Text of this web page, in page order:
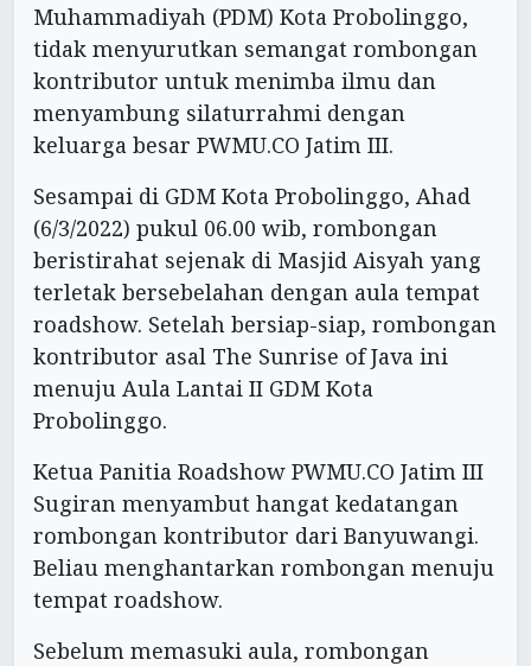
Muhammadiyah (PDM) Kota Probolinggo,
tidak menyurutkan semangat rombongan
kontributor untuk menimba ilmu dan
menyambung silaturrahmi dengan
keluarga besar PWMU.CO Jatim III.
Sesampai di GDM Kota Probolinggo, Ahad
(6/3/2022) pukul 06.00 wib, rombongan
beristirahat sejenak di Masjid Aisyah yang
terletak bersebelahan dengan aula tempat
roadshow. Setelah bersiap-siap, rombongan
kontributor asal The Sunrise of Java ini
menuju Aula Lantai II GDM Kota
Probolinggo.
Ketua Panitia Roadshow PWMU.CO Jatim III
Sugiran menyambut hangat kedatangan
rombongan kontributor dari Banyuwangi.
Beliau menghantarkan rombongan menuju
tempat roadshow.
Sebelum memasuki aula, rombongan